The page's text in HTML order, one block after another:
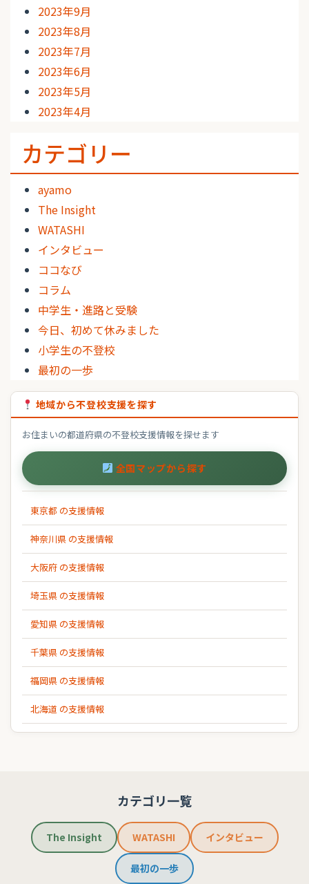
2023年9月
2023年8月
2023年7月
2023年6月
2023年5月
2023年4月
カテゴリー
ayamo
The Insight
WATASHI
インタビュー
ココなび
コラム
中学生・進路と受験
今日、初めて休みました
小学生の不登校
最初の一歩
地域から不登校支援を探す
お住まいの都道府県の不登校支援情報を探せます
全国マップから探す
東京都 の支援情報
神奈川県 の支援情報
大阪府 の支援情報
埼玉県 の支援情報
愛知県 の支援情報
千葉県 の支援情報
福岡県 の支援情報
北海道 の支援情報
カテゴリ一覧
The Insight WATASHI インタビュー
最初の一歩